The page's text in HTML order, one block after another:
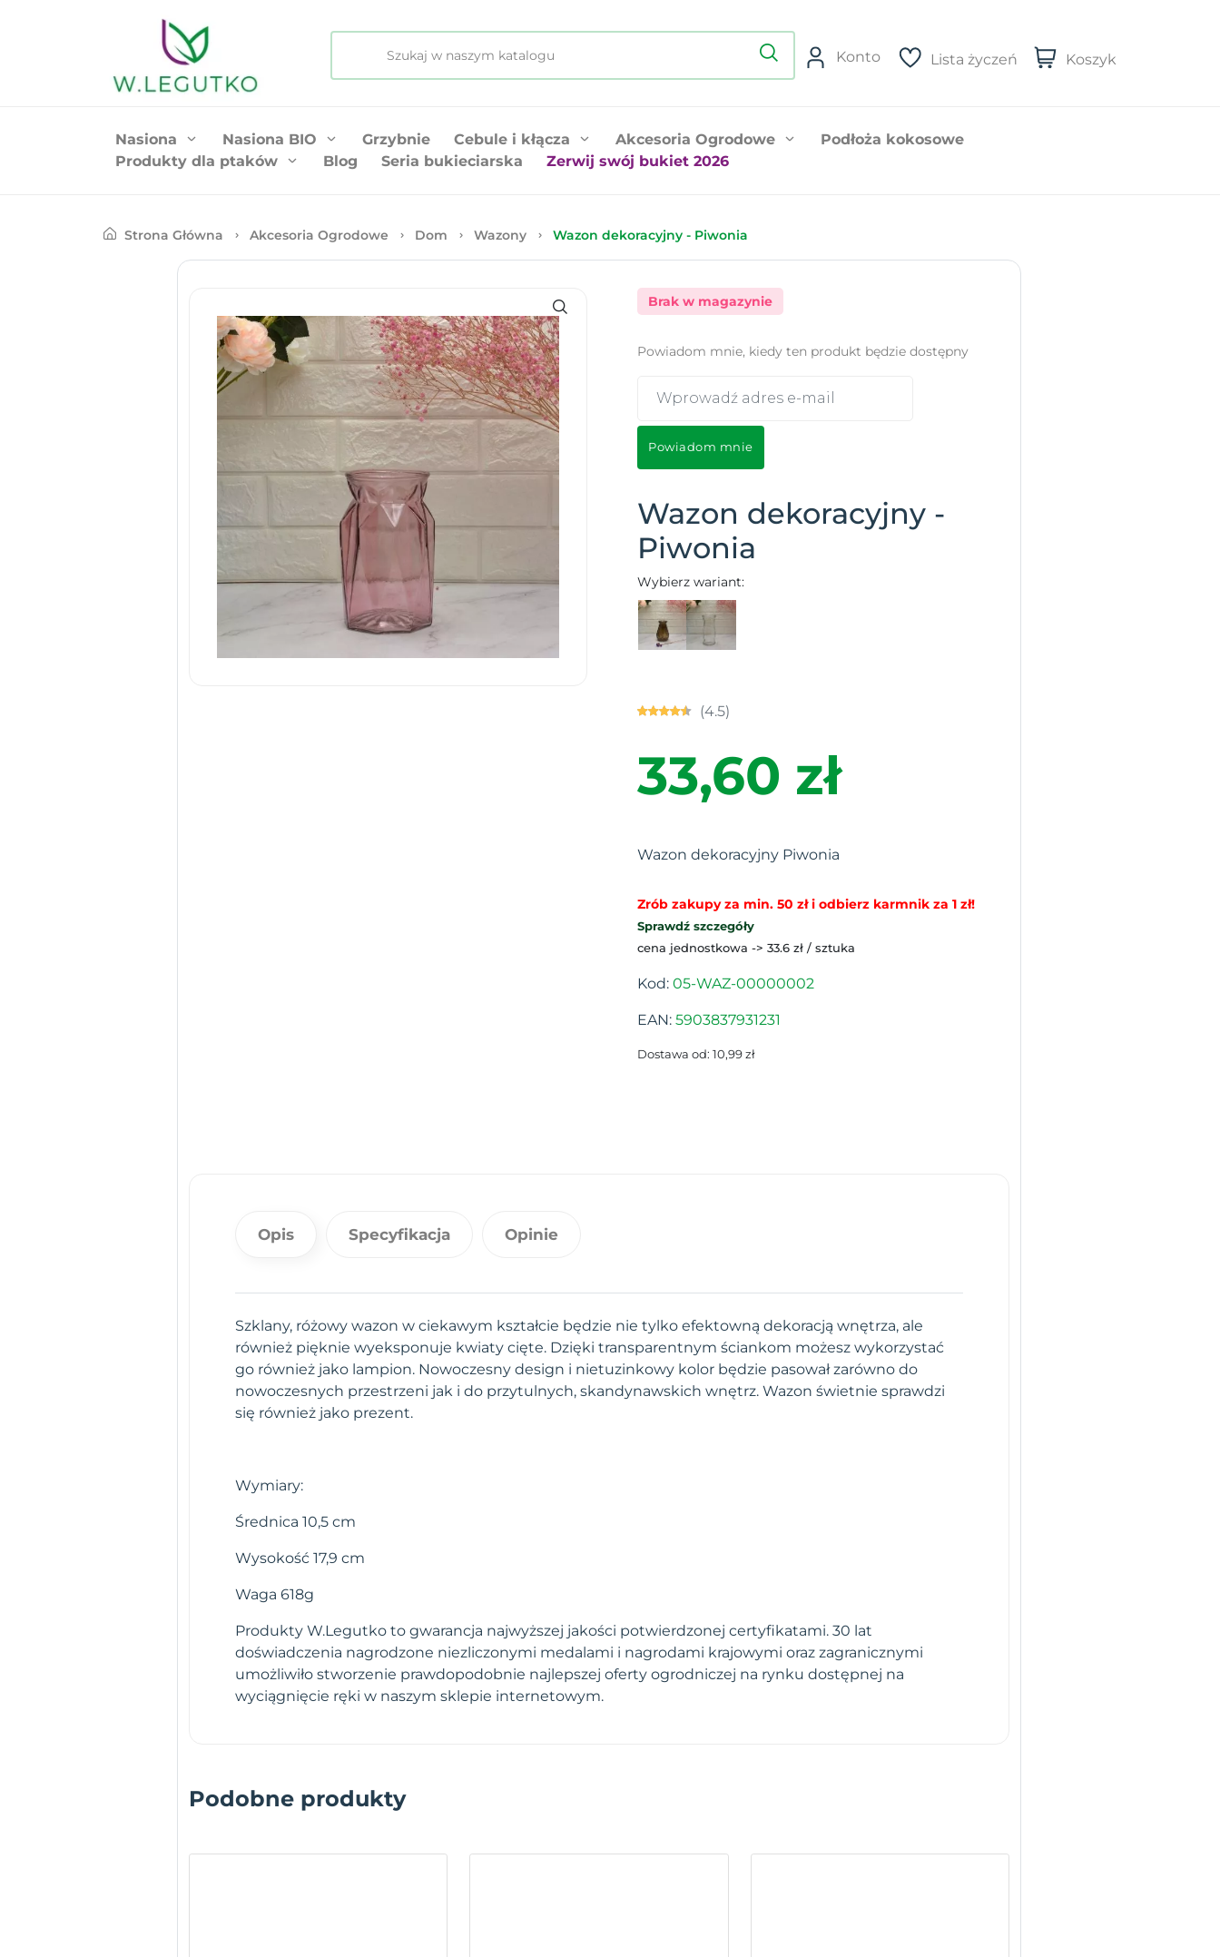
Konto Lista życzeń Koszyk
Nasiona Nasiona BIO Grzybnie Cebule i kłącza Akcesoria Ogrodowe
Podłoża kokosowe
Produkty dla ptaków
Blog Seria bukieciarska Zerwij swój bukiet 2026
Strona Główna Akcesoria Ogrodowe Dom Wazony Wazon dekoracyjny - Piwonia
Brak w magazynie
Powiadom mnie, kiedy ten produkt będzie dostępny
Powiadom mnie
Wazon dekoracyjny -
Piwonia
Wybierz wariant:
(4.5)
33,60 zł
Wazon dekoracyjny Piwonia
Zrób zakupy za min. 50 zł i odbierz karmnik za 1 zł!
Sprawdź szczegóły
cena jednostkowa -> 33.6 zł / sztuka
Kod: 05-WAZ-00000002
EAN: 5903837931231
Dostawa od: 10,99 zł
Opis Specyfikacja Opinie
Szklany, różowy wazon w ciekawym kształcie będzie nie tylko efektowną dekoracją wnętrza, ale
również pięknie wyeksponuje kwiaty cięte. Dzięki transparentnym ściankom możesz wykorzystać
go również jako lampion. Nowoczesny design i nietuzinkowy kolor będzie pasował zarówno do
nowoczesnych przestrzeni jak i do przytulnych, skandynawskich wnętrz. Wazon świetnie sprawdzi
się również jako prezent.
Wymiary:
Średnica 10,5 cm
Wysokość 17,9 cm
Waga 618g
Produkty W.Legutko to gwarancja najwyższej jakości potwierdzonej certyfikatami. 30 lat
doświadczenia nagrodzone niezliczonymi medalami i nagrodami krajowymi oraz zagranicznymi
umożliwiło stworzenie prawdopodobnie najlepszej oferty ogrodniczej na rynku dostępnej na
wyciągnięcie ręki w naszym sklepie internetowym.
Podobne produkty